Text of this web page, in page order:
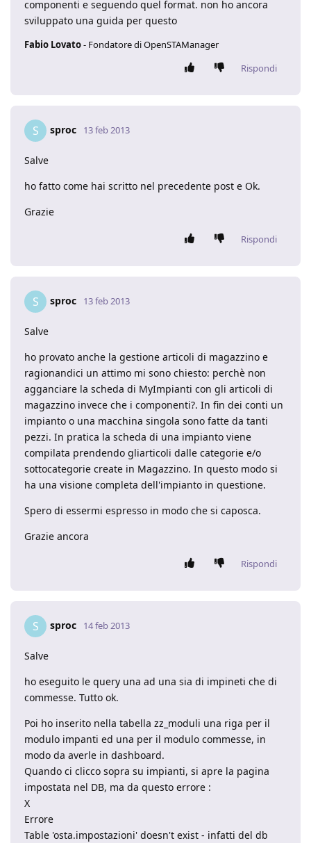
componenti e seguendo quel format. non ho ancora
sviluppato una guida per questo
Fabio Lovato- Fondatore di OpenSTAManager
Rispondi
S sproc 13 feb 2013
Salve
ho fatto come hai scritto nel precedente post e Ok.
Grazie
Rispondi
S sproc 13 feb 2013
Salve
ho provato anche la gestione articoli di magazzino e
ragionandici un attimo mi sono chiesto: perchè non
agganciare la scheda di MyImpianti con gli articoli di
magazzino invece che i componenti?. In fin dei conti un
impianto o una macchina singola sono fatte da tanti
pezzi. In pratica la scheda di una impianto viene
compilata prendendo gliarticoli dalle categorie e/o
sottocategorie create in Magazzino. In questo modo si
ha una visione completa dell'impianto in questione.
Spero di essermi espresso in modo che si caposca.
Grazie ancora
Rispondi
S sproc 14 feb 2013
Salve
ho eseguito le query una ad una sia di impineti che di
commesse. Tutto ok.
Poi ho inserito nella tabella zz_moduli una riga per il
modulo impanti ed una per il modulo commesse, in
modo da averle in dashboard.
Quando ci clicco sopra su impianti, si apre la pagina
impostata nel DB, ma da questo errore :
X
Errore
Table 'osta.impostazioni' doesn't exist - infatti del db